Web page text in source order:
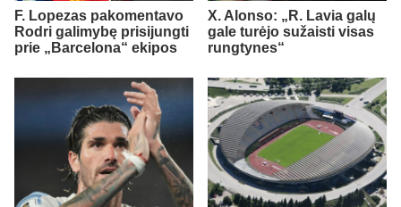
F. Lopezas pakomentavo
Rodri galimybę prisijungti
prie „Barcelona“ ekipos
X. Alonso: „R. Lavia galų
gale turėjo sužaisti visas
rungtynes“